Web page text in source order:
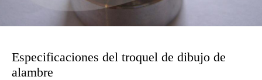
Especificaciones del troquel de dibujo de
alambre